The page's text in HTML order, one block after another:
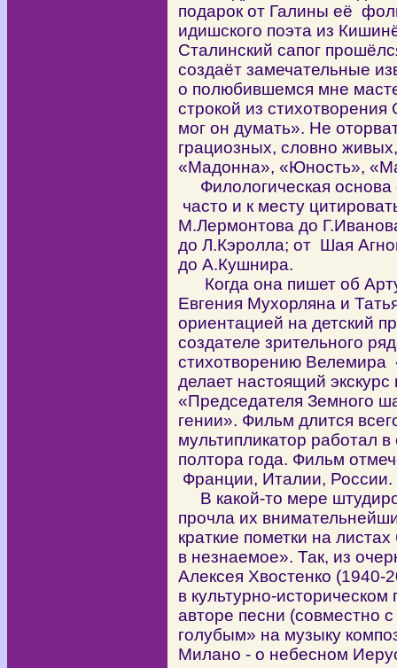
подарок от Галины её
идишского поэта из
Сталинский сапог
создаёт замечательные
о полюбившемся мне
строкой из
мог он думать». Не
грациозных, словно
«Мадонна», «Юность»,
Филологическая основа
часто и к месту
М.Лермонтова до
до Л.Кэролла; от Шая
до А.Кушнира.
Когда она пишет об
Евгения Мухорляна и
ориентацией на детский
создателе зрительного
стихотворению
делает настоящий
«Председателя Земного
гении». Фильм длится
мультипликатор работал
полтора года. Фильм
Франции, Италии, России.
В какой-то мере
прочла их
краткие пометки на
в незнаемое». Так, из
Алексея Хвостенко (1940-
в культурно-
авторе песни (совместно
голубым» на музыку
Милано - о небесном